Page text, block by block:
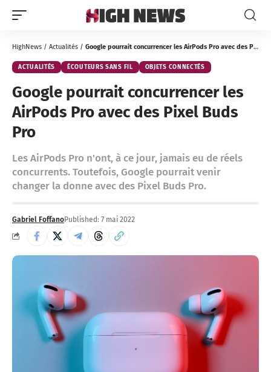
HighNews / Actualités / Google pourrait concurrencer les AirPods Pro avec des Pixel Buds Pro
ACTUALITÉS ÉCOUTEURS SANS FIL OBJETS CONNECTÉS
Google pourrait concurrencer les
AirPods Pro avec des Pixel Buds
Pro
Les AirPods Pro n'ont, à ce jour, jamais eu de réels
concurrents. Toutefois, Google pourrait venir
changer la donne avec des Pixel Buds Pro.
Gabriel FoffanoPublished: 7 mai 2022